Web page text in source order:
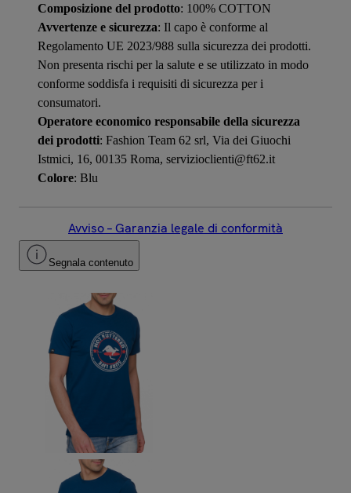
Composizione del prodotto: 100% COTTON
Avvertenze e sicurezza: Il capo è conforme al
Regolamento UE 2023/988 sulla sicurezza dei prodotti.
Non presenta rischi per la salute e se utilizzato in modo
conforme soddisfa i requisiti di sicurezza per i
consumatori.
Operatore economico responsabile della sicurezza
dei prodotti: Fashion Team 62 srl, Via dei Giuochi
Istmici, 16, 00135 Roma, servizioclienti@ft62.it
Colore: Blu
Avviso – Garanzia legale di conformità
Segnala contenuto